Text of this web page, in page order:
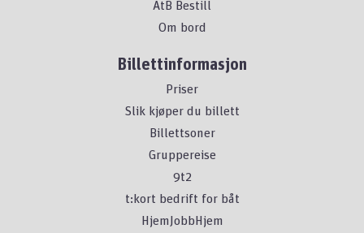
AtB Bestill
Om bord
Billettinformasjon
Priser
Slik kjøper du billett
Billettsoner
Gruppereise
9t2
t:kort bedrift for båt
HjemJobbHjem